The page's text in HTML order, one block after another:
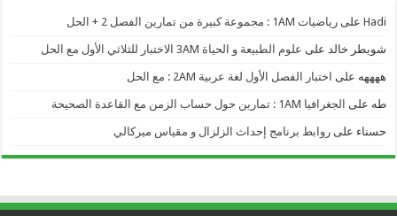
Hadi علىرياضيات 1AM : مجموعة كبيرة من تمارين الفصل 2 + الحل
شويطر خالد على علوم الطبيعة و الحياة 3AM الاختبار للثلاثي الأول مع الحل
ههههه على اختبار الفصل الأول لغة عربية 2AM : مع الحل
طه على الجغرافيا 1AM : تمارين حول حساب الزمن مع القاعدة الصحيحة
حسناء علىروابط برنامج إحداث الزلزال و مقياس ميركالي